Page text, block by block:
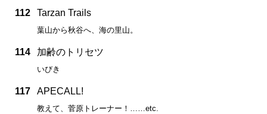
112 Tarzan Trails
葉山から秋谷へ、海の里山。
114 加齢のトリセツ
いびき
117 APECALL!
教えて、菅原トレーナー！……etc.